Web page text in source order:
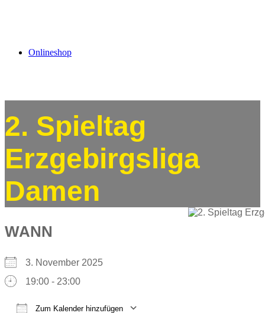
Onlineshop
2. Spieltag
Erzgebirgsliga
Damen
WANN
3. November 2025
19:00 - 23:00
Zum Kalender hinzufügen